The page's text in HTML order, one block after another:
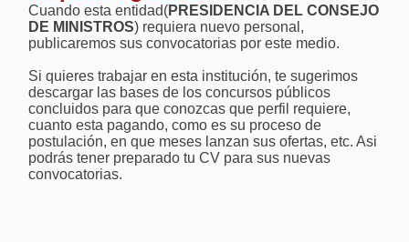
Cuando esta entidad(PRESIDENCIA DEL CONSEJO
DE MINISTROS) requiera nuevo personal,
publicaremos sus convocatorias por este medio.
Si quieres trabajar en esta institución, te sugerimos
descargar las bases de los concursos públicos
concluidos para que conozcas que perfil requiere,
cuanto esta pagando, como es su proceso de
postulación, en que meses lanzan sus ofertas, etc. Asi
podrás tener preparado tu CV para sus nuevas
convocatorias.